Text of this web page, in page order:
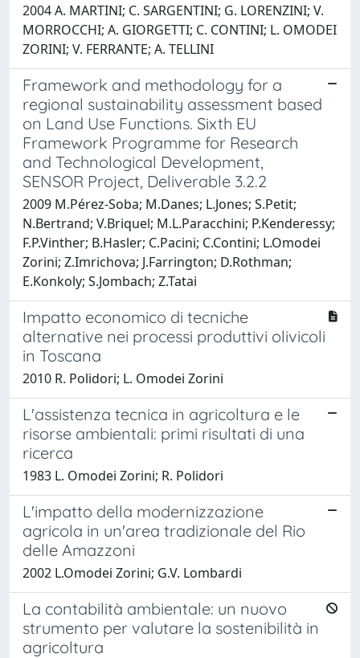
2004 A. MARTINI; C. SARGENTINI; G. LORENZINI; V.
MORROCCHI; A. GIORGETTI; C. CONTINI; L. OMODEI
ZORINI; V. FERRANTE; A. TELLINI
Framework and methodology for a
regional sustainability assessment based
on Land Use Functions. Sixth EU
Framework Programme for Research
and Technological Development,
SENSOR Project, Deliverable 3.2.2
2009 M.Pérez-Soba; M.Danes; L.Jones; S.Petit;
N.Bertrand; V.Briquel; M.L.Paracchini; P.Kenderessy;
F.P.Vinther; B.Hasler; C.Pacini; C.Contini; L.Omodei
Zorini; Z.Imrichova; J.Farrington; D.Rothman;
E.Konkoly; S.Jombach; Z.Tatai
Impatto economico di tecniche
alternative nei processi produttivi olivicoli
in Toscana
2010 R. Polidori; L. Omodei Zorini
L'assistenza tecnica in agricoltura e le
risorse ambientali: primi risultati di una
ricerca
1983 L. Omodei Zorini; R. Polidori
L'impatto della modernizzazione
agricola in un'area tradizionale del Rio
delle Amazzoni
2002 L.Omodei Zorini; G.V. Lombardi
La contabilità ambientale: un nuovo
strumento per valutare la sostenibilità in
agricoltura